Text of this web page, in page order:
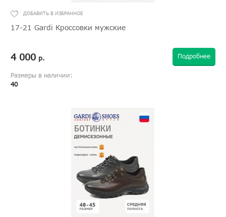
17-21 Gardi Кроссовки мужские
4 000 р. Подробнее
Размеры в наличии:
40